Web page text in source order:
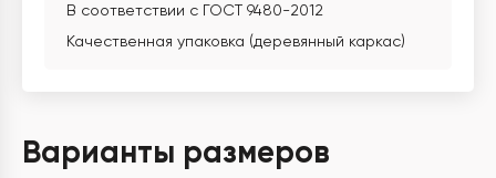
В соответствии с ГОСТ 9480-2012
Качественная упаковка (деревянный каркас)
Варианты размеров